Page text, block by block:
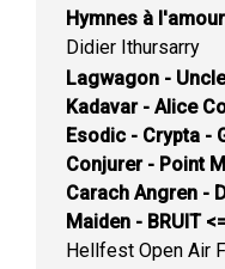
Hymnes à
Didier Ithursarry
Lagwagon -
Kadavar - Alice
Esodic - Crypta -
Conjurer - Point
Carach Angren -
Maiden - BRUIT
Hellfest Open Air